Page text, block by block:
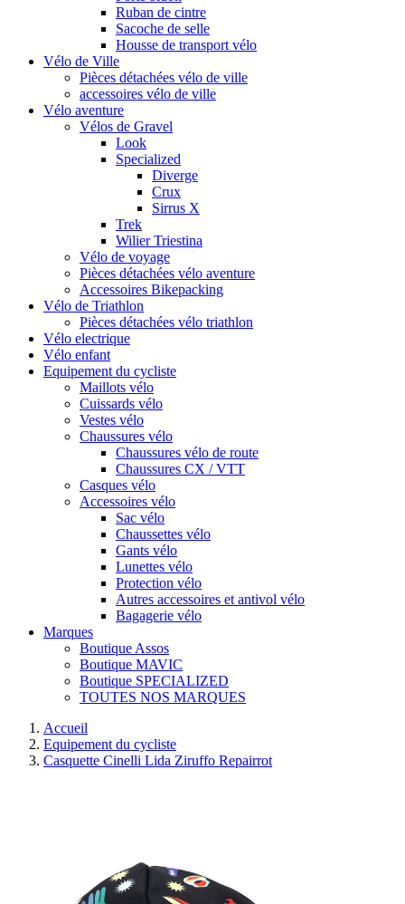
Ruban de cintre
Sacoche de selle
Housse de transport vélo
Vélo de Ville
Pièces détachées vélo de ville
accessoires vélo de ville
Vélo aventure
Vélos de Gravel
Look
Specialized
Diverge
Crux
Sirrus X
Trek
Wilier Triestina
Vélo de voyage
Pièces détachées vélo aventure
Accessoires Bikepacking
Vélo de Triathlon
Pièces détachées vélo triathlon
Vélo electrique
Vélo enfant
Equipement du cycliste
Maillots vélo
Cuissards vélo
Vestes vélo
Chaussures vélo
Chaussures vélo de route
Chaussures CX / VTT
Casques vélo
Accessoires vélo
Sac vélo
Chaussettes vélo
Gants vélo
Lunettes vélo
Protection vélo
Autres accessoires et antivol vélo
Bagagerie vélo
Marques
Boutique Assos
Boutique MAVIC
Boutique SPECIALIZED
TOUTES NOS MARQUES
Accueil
Equipement du cycliste
Casquette Cinelli Lida Ziruffo Repairrot